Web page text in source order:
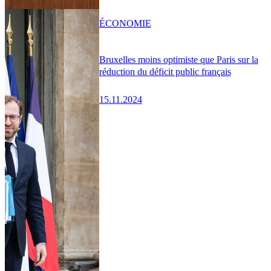
Bruxelles moins optimiste que Paris sur la
réduction du déficit public français
15.11.2024
ÉCONOMIE